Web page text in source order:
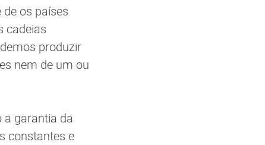
os países
cadeias
produzir
nem de um ou
a garantia da
constantes e